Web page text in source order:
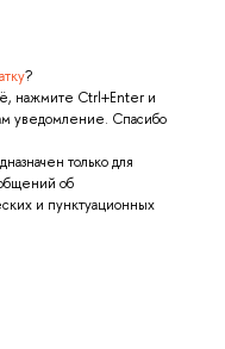
?
нажмите Ctrl+Enter и
уведомление. Спасибо
только для
об
и пунктуационных